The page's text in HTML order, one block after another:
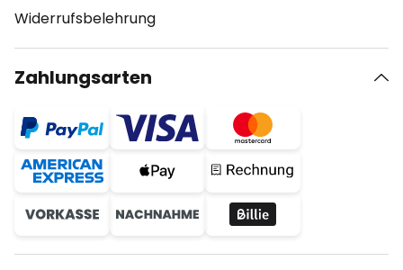
Widerrufsbelehrung
Zahlungsarten